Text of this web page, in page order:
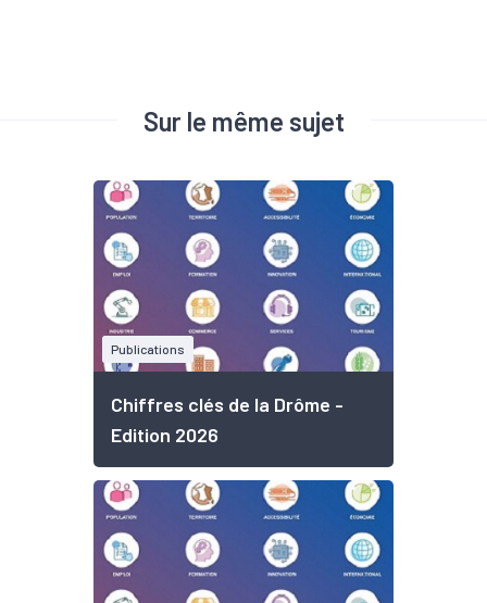
Sur le même sujet
Publications
Chiffres clés de la Drôme -
Edition 2026